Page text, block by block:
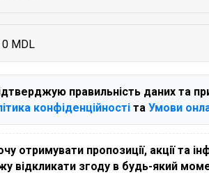
0 MDL
правильність даних та
конфіденційності та Умови
отримувати пропозиції, акції та
відкликати згоду в будь-який